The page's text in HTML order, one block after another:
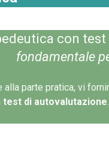
con
fondamentale
parte pratica, vi
di autovalutazione